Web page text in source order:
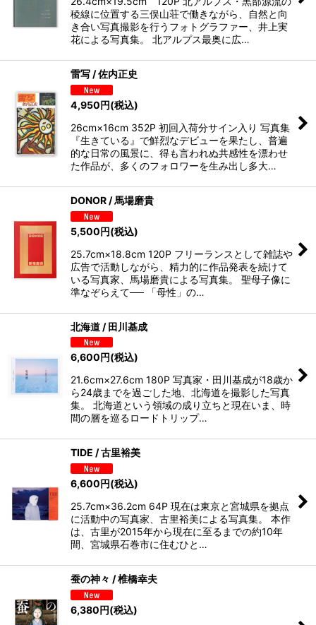
稜線に位置する三俣山荘で働きながら、自然と向
き合い写真撮影を行うフォトグラファー、井上実
花による写真集。 北アルプス最奥に広…
雷写 / 佐内正史
4,950円(税込)
26cm×16cm 352P 初回入荷分サイン入り 写真集
『生きている』で鮮烈なデビューを果たし、普遍
的な日常の風景に、得も言われぬ共感性を漂わせ
た作品が、多くのフォロワーを生み出し多大…
DONOR / 馬場磨貴
5,500円(税込)
25.7cm×18.8cm 120P フリーランスとして雑誌や
広告で活動しながら、精力的に作品発表を続けて
いる写真家、馬場磨貴による写真集。 聖母子像に
準なぞらえて── 「母性」の…
北海道 / 田川基成
6,600円(税込)
21.6cm×27.6cm 180P 写真家・田川基成が18歳か
ら24歳までを過ごした地、北海道を撮影した写真
集。 北海道という領域の成り立ちと現在いま、時
間の層を巡るロードトリップ…
TIDE / 古里裕美
6,600円(税込)
25.7cm×36.2cm 64P 現在は東京と宮城県を拠点
に活動中の写真家、古里裕美による写真集。 本作
は、古里が2015年から現在に至るまでの約10年
間、宮城県石巻市に住むひと…
蚕の神々 / 椎橋幸夫
6,380円(税込)